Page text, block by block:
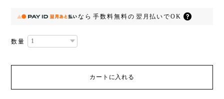
なら 手数料無料の 翌月払いでOK
数量
カートに入れる